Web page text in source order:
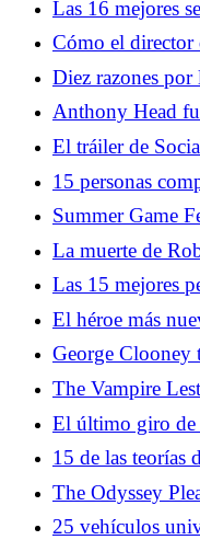
Las 16 mejores
probablemente
Cómo el director
a Arnold
Diez razones
las consolas
Anthony Head
una generación
El tráiler de
altura de la red
15 personas
pedante de Star
Summer Game
sobre Resident
La muerte de
Jackman
Las 15 mejores
para ponerte de
El héroe más
los errores de
George Clooney
sólida) para el
The Vampire
nueva y
El último giro de
Tom en una
15 de las teorías
51
The Odyssey
intento de la
25 vehículos